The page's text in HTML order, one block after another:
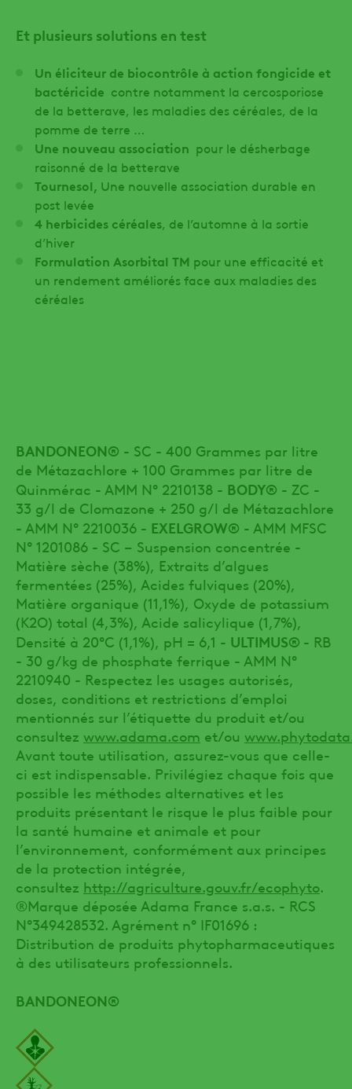
Et plusieurs solutions en test
Un éliciteur de biocontrôle à action fongicide et
bactéricide contre notamment la cercosporiose
de la betterave, les maladies des céréales, de la
pomme de terre …
Une nouveau association pour le désherbage
raisonné de la betterave
Tournesol, Une nouvelle association durable en
post levée
4 herbicides céréales, de l’automne à la sortie
d’hiver
Formulation Asorbital TM pour une efficacité et
un rendement améliorés face aux maladies des
céréales
BANDONEON® - SC - 400 Grammes par litre
de Métazachlore + 100 Grammes par litre de
Quinmérac - AMM N° 2210138 - BODY® - ZC -
33 g/l de Clomazone + 250 g/l de Métazachlore
- AMM N° 2210036 - EXELGROW® - AMM MFSC
N° 1201086 - SC – Suspension concentrée -
Matière sèche (38%), Extraits d’algues
fermentées (25%), Acides fulviques (20%),
Matière organique (11,1%), Oxyde de potassium
(K2O) total (4,3%), Acide salicylique (1,7%),
Densité à 20°C (1,1%), pH = 6,1 - ULTIMUS® - RB
- 30 g/kg de phosphate ferrique - AMM N°
2210940 - Respectez les usages autorisés,
doses, conditions et restrictions d’emploi
mentionnés sur l’étiquette du produit et/ou
consultez www.adama.com et/ou
Avant toute utilisation, assurez-vous que celle-
ci est indispensable. Privilégiez chaque fois que
possible les méthodes alternatives et les
produits présentant le risque le plus faible pour
la santé humaine et animale et pour
l’environnement, conformément aux principes
de la protection intégrée,
consultez http://agriculture.gouv.fr/ecophyto.
®Marque déposée Adama France s.a.s. - RCS
N°349428532. Agrément n° IF01696 :
Distribution de produits phytopharmaceutiques
à des utilisateurs professionnels.
BANDONEON®